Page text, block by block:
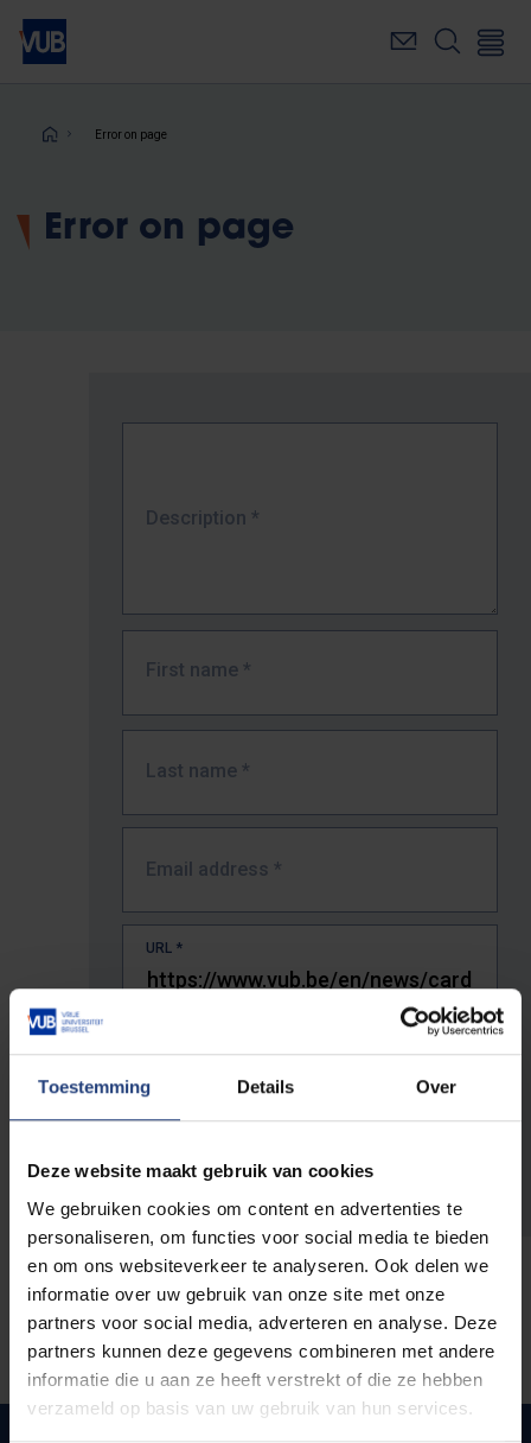
Toestemming Details Over
Deze website maakt gebruik van cookies
We gebruiken cookies om content en advertenties te
personaliseren, om functies voor social media te bieden
en om ons websiteverkeer te analyseren. Ook delen we
informatie over uw gebruik van onze site met onze
partners voor social media, adverteren en analyse. Deze
partners kunnen deze gegevens combineren met andere
informatie die u aan ze heeft verstrekt of die ze hebben
verzameld op basis van uw gebruik van hun services.
Skip
main
Breadcrumb
Error on page
Error on page
Description *
First name *
Last name *
Email address *
URL *
The full URL of the page where you encountered the error.